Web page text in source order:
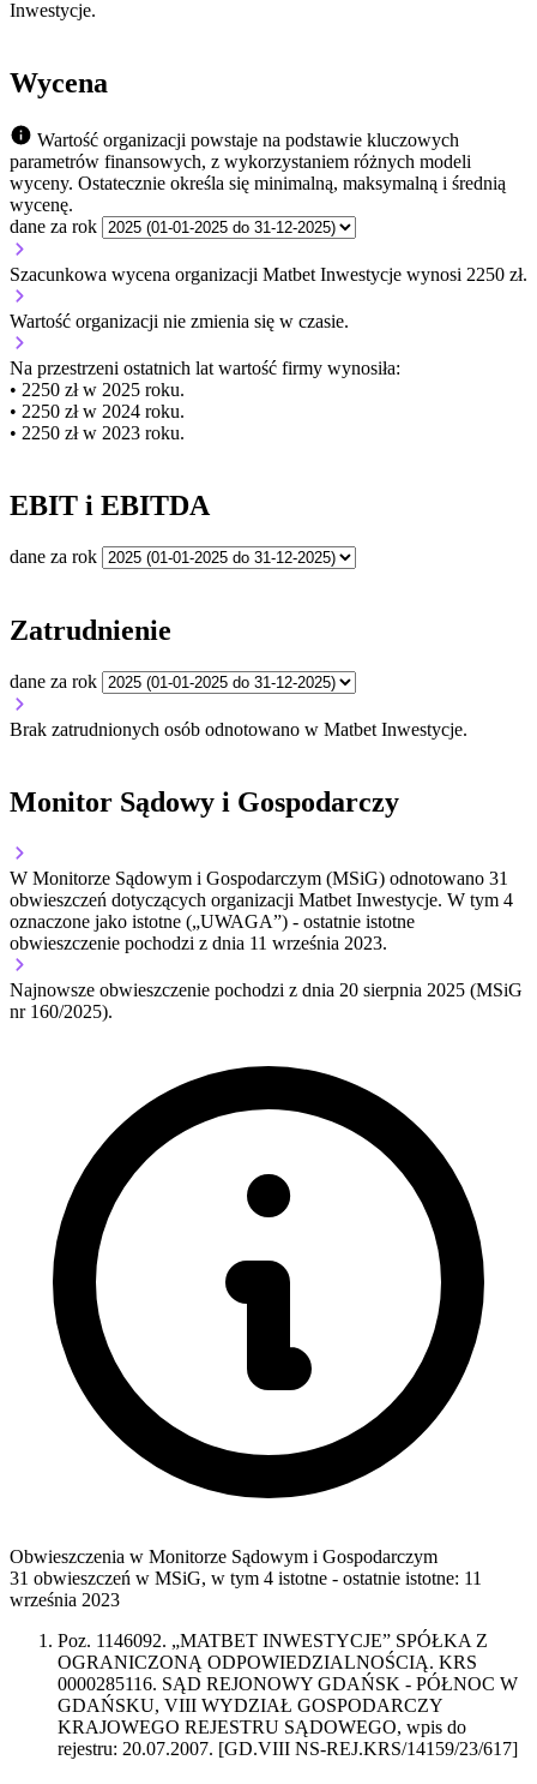
Inwestycje.
Wycena
Wartość organizacji powstaje na podstawie kluczowych
parametrów finansowych, z wykorzystaniem różnych modeli
wyceny. Ostatecznie określa się minimalną, maksymalną i średnią
wycenę.
dane za rok
Szacunkowa wycena organizacji Matbet Inwestycje wynosi 2250 zł.
Wartość organizacji nie zmienia się w czasie.
Na przestrzeni ostatnich lat wartość firmy wynosiła:
• 2250 zł w 2025 roku.
• 2250 zł w 2024 roku.
• 2250 zł w 2023 roku.
EBIT i EBITDA
dane za rok
Zatrudnienie
dane za rok
Brak zatrudnionych osób odnotowano w Matbet Inwestycje.
Monitor Sądowy i Gospodarczy
W Monitorze Sądowym i Gospodarczym (MSiG) odnotowano 31
obwieszczeń dotyczących organizacji Matbet Inwestycje. W tym 4
oznaczone jako istotne („UWAGA”) - ostatnie istotne
obwieszczenie pochodzi z dnia 11 września 2023.
Najnowsze obwieszczenie pochodzi z dnia 20 sierpnia 2025 (MSiG
nr 160/2025).
Obwieszczenia w Monitorze Sądowym i Gospodarczym
31 obwieszczeń w MSiG, w tym 4 istotne - ostatnie istotne: 11
września 2023
Poz. 1146092. „MATBET INWESTYCJE” SPÓŁKA Z
OGRANICZONĄ ODPOWIEDZIALNOŚCIĄ. KRS
0000285116. SĄD REJONOWY GDAŃSK - PÓŁNOC W
GDAŃSKU, VIII WYDZIAŁ GOSPODARCZY
KRAJOWEGO REJESTRU SĄDOWEGO, wpis do
rejestru: 20.07.2007. [GD.VIII NS-REJ.KRS/14159/23/617]